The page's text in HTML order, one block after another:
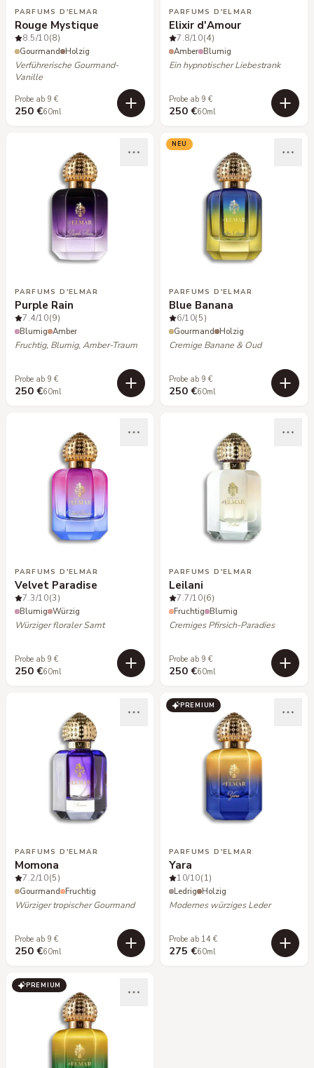
PARFUMS D'ELMAR
Rouge Mystique
8.5/10(8)
Gourmand Holzig
Verführerische Gourmand-
Vanille
Probe ab 9 €
250 €60ml
PARFUMS D'ELMAR
Elixir d'Amour
7.8/10(4)
Amber Blumig
Ein hypnotischer Liebestrank
Probe ab 9 €
250 €60ml
PARFUMS D'ELMAR
Purple Rain
7.4/10(9)
Blumig Amber
Fruchtig, Blumig, Amber-Traum
Probe ab 9 €
250 €60ml
NEU
PARFUMS D'ELMAR
Blue Banana
6/10(5)
Gourmand Holzig
Cremige Banane & Oud
Probe ab 9 €
250 €60ml
PARFUMS D'ELMAR
Velvet Paradise
7.3/10(3)
Blumig Würzig
Würziger floraler Samt
Probe ab 9 €
250 €60ml
PARFUMS D'ELMAR
Leilani
7.7/10(6)
Fruchtig Blumig
Cremiges Pfirsich-Paradies
Probe ab 9 €
250 €60ml
PARFUMS D'ELMAR
Momona
7.2/10(5)
Gourmand Fruchtig
Würziger tropischer Gourmand
Probe ab 9 €
250 €60ml
PREMIUM
PARFUMS D'ELMAR
Yara
10/10(1)
Ledrig Holzig
Modernes würziges Leder
Probe ab 14 €
275 €60ml
PREMIUM